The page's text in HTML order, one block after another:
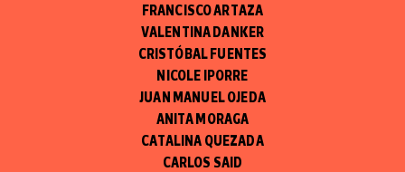
FRANCISCO ARTAZA
VALENTINA DANKER
CRISTÓBAL FUENTES
NICOLE IPORRE
JUAN MANUEL OJEDA
ANITA MORAGA
CATALINA QUEZADA
CARLOS SAID